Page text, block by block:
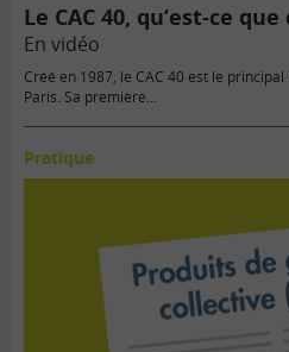
Le CAC 40, qu’est-ce que
En vidéo
Créé en 1987, le CAC 40 est le
Paris. Sa première…
Pratique